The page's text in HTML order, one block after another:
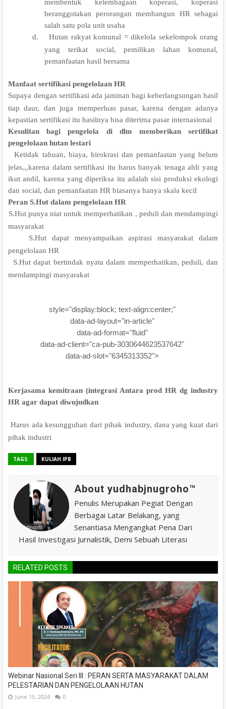
membentuk kelembagaan koperasi, koperasi
beranggotakan perorangan membangun HR sebagai
salah satu pola unit usaha
d.
Hutan rakyat komunal = dikelola sekelompok orang
yang terikat social, pemilikan lahan komunal,
pemanfaatan hasil bersama
Manfaat sertifikasi pengelolaan HR
Supaya dengan sertifikasi ada jaminan bagi keberlangsungan hasil
tiap daur, dan juga memperluas pasar, karena dengan adanya
kepastian sertifikasi itu hasilnya bisa diterima pasar internasional
Kesulitan bagi pengelola di dlm memberikan sertifikat
pengelolaan hutan lestari
Ketidak tahuan, biaya, birokrasi dan pemanfaatan yang belum
jelas,,,karena dalam sertifikasi itu harus banyak tenaga ahli yang
ikut andil, karena yang diperiksa itu adalah sisi produksi ekologi
dan social, dan pemanfaatan HR biasanya hanya skala kecil
Peran S.Hut dalam pengelolaan HR
S.Hut punya niat untuk memperhatikan , peduli dan mendampingi
masyarakat
S.Hut dapat menyampaikan aspirasi masyarakat dalam
pengelolaan HR
S.Hut dapat bertindak nyata dalam memperhatikan, peduli, dan
mendampingi masyarakat
style="display:block; text-align:center;"
data-ad-layout="in-article"
data-ad-format="fluid"
data-ad-client="ca-pub-3030644623537642"
data-ad-slot="6345313352">
Kerjasama kemitraan (integrasi Antara prod HR dg industry
HR agar dapat diwujudkan
Harus ada kesungguhan dari pihak industry, dana yang kuat dari
pihak industri
TAGS: KULIAH IPB
About yudhabjnugroho™️
Penulis Merupakan Pegiat Dengan
Berbagai Latar Belakang, yang
Senantiasa Mengangkat Pena Dari
Hasil Investigasi Jurnalistik, Demi Sebuah Literasi
RELATED POSTS
Webinar Nasional Seri III : PERAN SERTA MASYARAKAT DALAM
PELESTARIAN DAN PENGELOLAAN HUTAN
June 13, 2024 0